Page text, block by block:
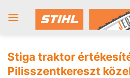
Stiga traktor
Pilisszentkereszt